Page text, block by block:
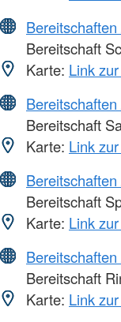
Bereitschaft
Karte: Link
Bereitschaft
Karte: Link
Bereitschaft
Karte: Link
Bereitschaft
Karte: Link